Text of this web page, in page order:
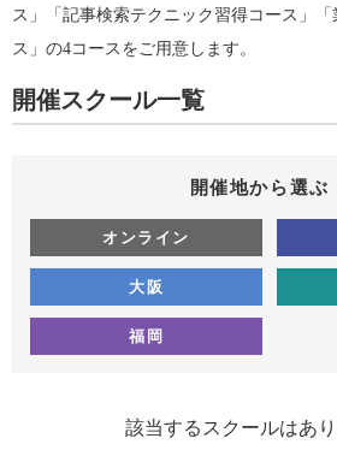
ス」「記事検索テクニック習得コース」
ス」の4コースをご用意します。
開催スクール一覧
開催地から選ぶ
オンライン
大阪
福岡
該当するスクールはあり